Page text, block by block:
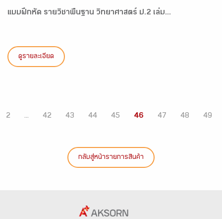
แบบฝึกหัด รายวิชาพื้นฐาน วิทยาศาสตร์ ป.2 เล่ม...
ดูรายละเอียด
2 ... 42 43 44 45 46 47 48 49
กลับสู่หน้ารายการสินค้า